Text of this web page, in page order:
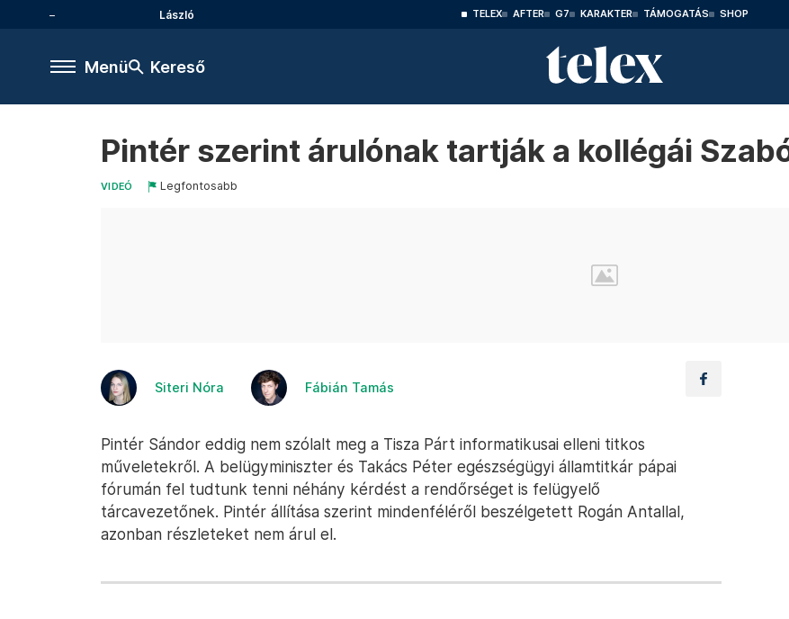
László TELEX AFTER G7 KARAKTER TÁMOGATÁS SHOP
Menü Kereső
Pintér szerint árulónak tartják a kollégái
VIDEÓ Legfontosabb
Siteri Nóra Fábián Tamás
Pintér Sándor eddig nem szólalt meg a Tisza Párt informatikusai elleni titkos
műveletekről. A belügyminiszter és Takács Péter egészségügyi államtitkár pápai
fórumán fel tudtunk tenni néhány kérdést a rendőrséget is felügyelő
tárcavezetőnek. Pintér állítása szerint mindenféléről beszélgetett Rogán Antallal,
azonban részleteket nem árul el.